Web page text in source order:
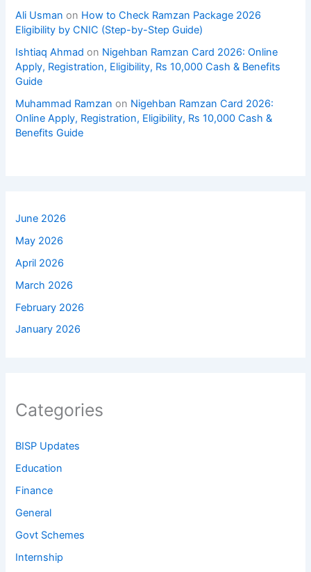
Ali Usman on How to Check Ramzan Package 2026
Eligibility by CNIC (Step-by-Step Guide)
Ishtiaq Ahmad on Nigehban Ramzan Card 2026: Online
Apply, Registration, Eligibility, Rs 10,000 Cash & Benefits
Guide
Muhammad Ramzan on Nigehban Ramzan Card 2026:
Online Apply, Registration, Eligibility, Rs 10,000 Cash &
Benefits Guide
June 2026
May 2026
April 2026
March 2026
February 2026
January 2026
Categories
BISP Updates
Education
Finance
General
Govt Schemes
Internship